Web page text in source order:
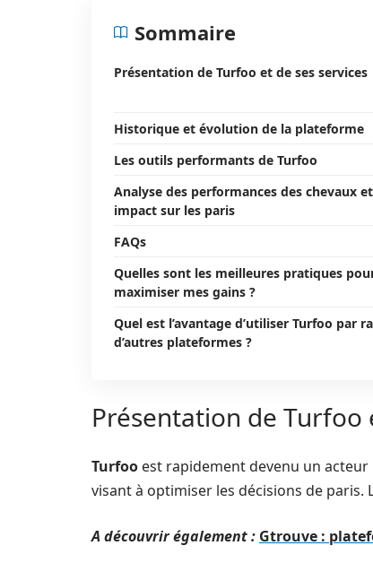
Sommaire
Présentation de Turfoo et de ses services
Historique et évolution de la plateforme
Les outils performants de Turfoo
Analyse des performances des chevaux
impact sur les paris
FAQs
Quelles sont les meilleures pratiques
maximiser mes gains ?
Quel est l’avantage d’utiliser Turfoo par
d’autres plateformes ?
Présentation de Turfoo
Turfoo est rapidement devenu un
visant à optimiser les décisions de paris.
A découvrir également : Gtrouve :